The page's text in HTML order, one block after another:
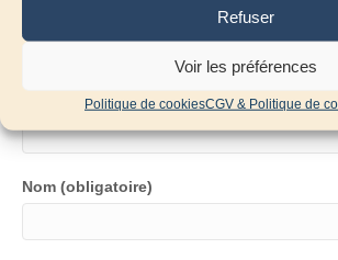
Refuser
Voir les préférences
Politique de cookiesCGV & Politique de
Nom (obligatoire)